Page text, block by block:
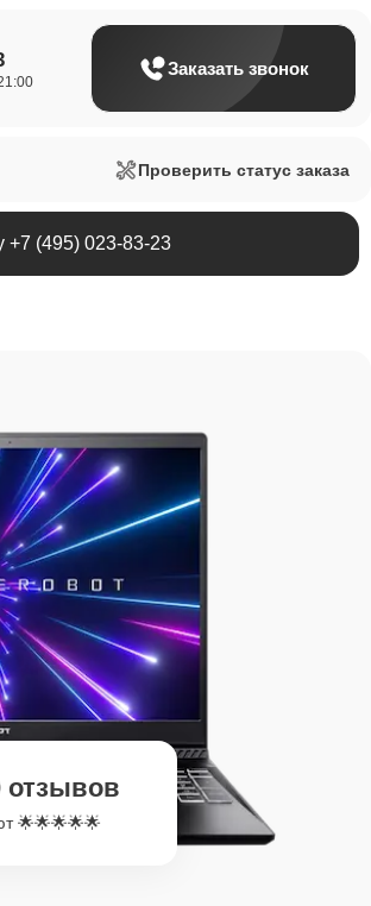
Заказать звонок
Проверить статус заказа
+7 (495) 023-83-23
отзывов
🌟🌟🌟🌟🌟